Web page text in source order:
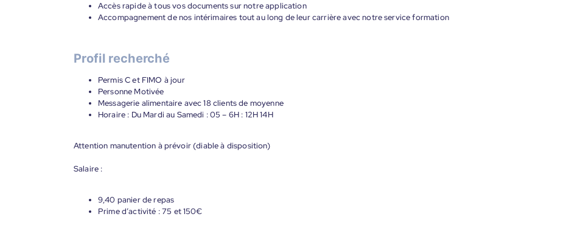
Accès rapide à tous vos documents sur notre application
Accompagnement de nos intérimaires tout au long de leur carrière avec notre service formation
Profil recherché
Permis C et FIMO à jour
Personne Motivée
Messagerie alimentaire avec 18 clients de moyenne
Horaire : Du Mardi au Samedi : 05 – 6H : 12H 14H
Attention manutention à prévoir (diable à disposition)
Salaire :
9,40 panier de repas
Prime d’activité : 75 et 150€